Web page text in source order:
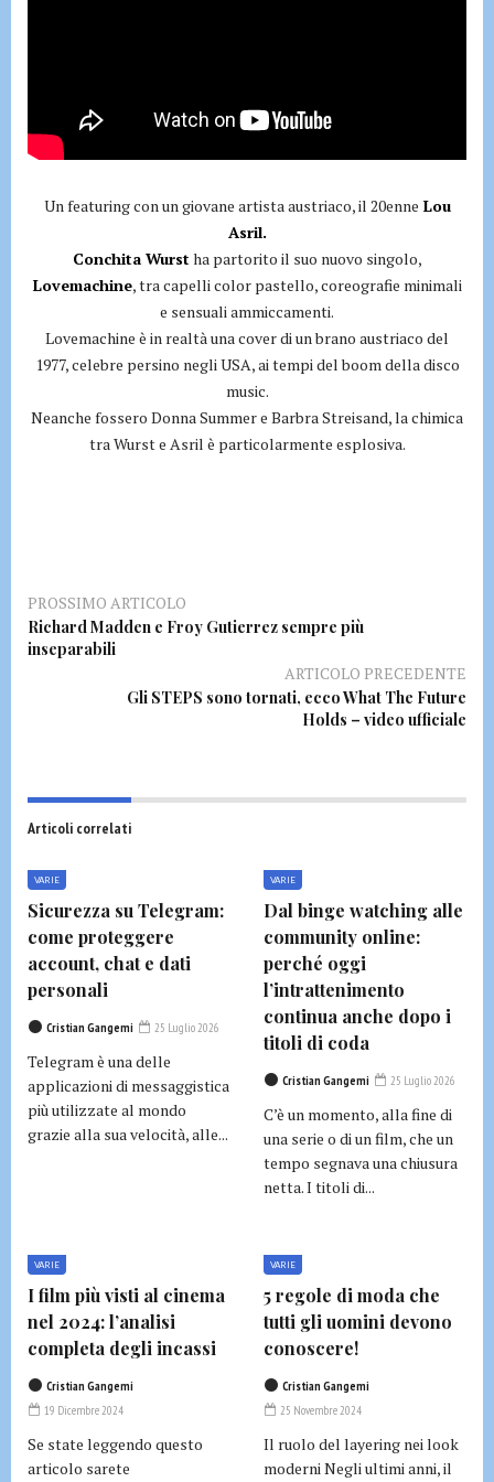
Un featuring con un giovane artista austriaco, il 20enne Lou
Asril.
Conchita Wurstha partorito il suo nuovo singolo,
Lovemachine, tra capelli color pastello, coreografie minimali
e sensuali ammiccamenti.
Lovemachine è in realtà una cover di un brano austriaco del
1977, celebre persino negli USA, ai tempi del boom della disco
music.
Neanche fossero Donna Summer e Barbra Streisand, la chimica
tra Wurst e Asril è particolarmente esplosiva.
PROSSIMO ARTICOLO
Richard Madden e Froy Gutierrez sempre più
inseparabili
ARTICOLO PRECEDENTE
Gli STEPS sono tornati, ecco What The Future
Holds – video ufficiale
Articoli correlati
VARIE
Sicurezza su Telegram:
come proteggere
account, chat e dati
personali
Cristian Gangemi 25 Luglio 2026
Telegram è una delle
applicazioni di messaggistica
più utilizzate al mondo
grazie alla sua velocità, alle...
VARIE
Dal binge watching alle
community online:
perché oggi
l’intrattenimento
continua anche dopo i
titoli di coda
Cristian Gangemi 25 Luglio 2026
C’è un momento, alla fine di
una serie o di un film, che un
tempo segnava una chiusura
netta. I titoli di...
VARIE
I film più visti al cinema
nel 2024: l’analisi
completa degli incassi
Cristian Gangemi
19 Dicembre 2024
Se state leggendo questo
articolo sarete
VARIE
5 regole di moda che
tutti gli uomini devono
conoscere!
Cristian Gangemi
25 Novembre 2024
Il ruolo del layering nei look
moderni Negli ultimi anni, il